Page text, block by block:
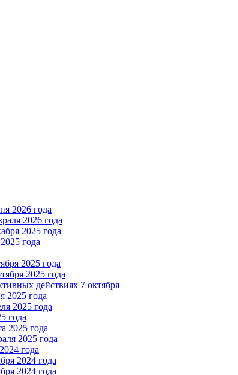
2026 года
2026 года
2025 года
года
2025 года
2025 года
действиях 7 октября
2025 года
2025 года
года
2025 года
2025 года
года
2024 года
2024 года